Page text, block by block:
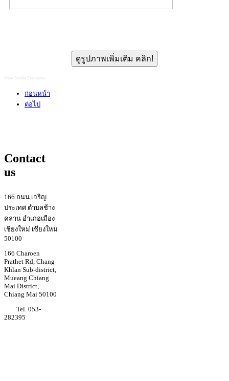
ดูรูปภาพเพิ่มเติม คลิก!
More Joomla Extensions
ก่อนหน้า
ต่อไป
Contact
us
166 ถนน เจริญ
ประเทศ ตำบลช้าง
คลาน อำเภอเมือง
เชียงใหม่ เชียงใหม่
50100
166 Charoen
Prathet Rd, Chang
Khlan Sub-district,
Mueang Chiang
Mai District,
Chiang Mai 50100
Tel. 053-
282395